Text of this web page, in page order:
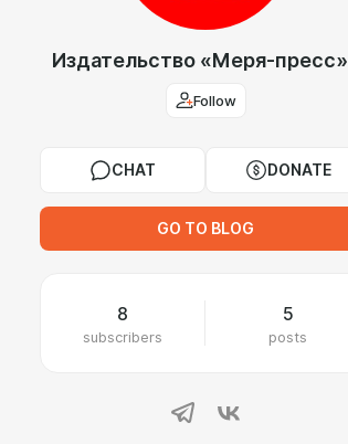
Издательство «Меря-пресс»
Follow
CHAT DONATE
GO TO BLOG
8
subscribers
5
posts